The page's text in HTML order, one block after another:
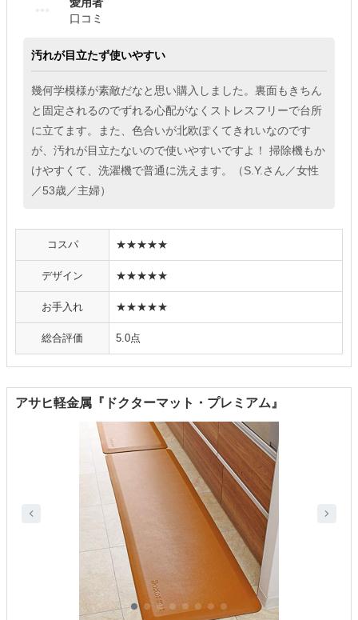
愛用者
口コミ
汚れが目立たず使いやすい
幾何学模様が素敵だなと思い購入しました。裏面もきちん
と固定されるのでずれる心配がなくストレスフリーで台所
に立てます。また、色合いが北欧ぽくてきれいなのです
が、汚れが目立たないので使いやすいですよ！ 掃除機もか
けやすくて、洗濯機で普通に洗えます。（S.Y.さん／女性
／53歳／主婦）
コスパ ★★★★★
デザイン ★★★★★
お手入れ ★★★★★
総合評価 5.0点
アサヒ軽金属『ドクターマット・プレミアム』